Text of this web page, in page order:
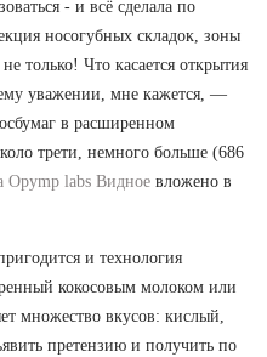
- и всё сделала по
носогубных складок, зоны
только! Что касается открытия
уважении, мне кажется, —
в расширенном
трети, немного больше (686
Opymp labs Видное вложено в
и технология
кокосовым молоком или
множество вкусов: кислый,
претензию и получить по